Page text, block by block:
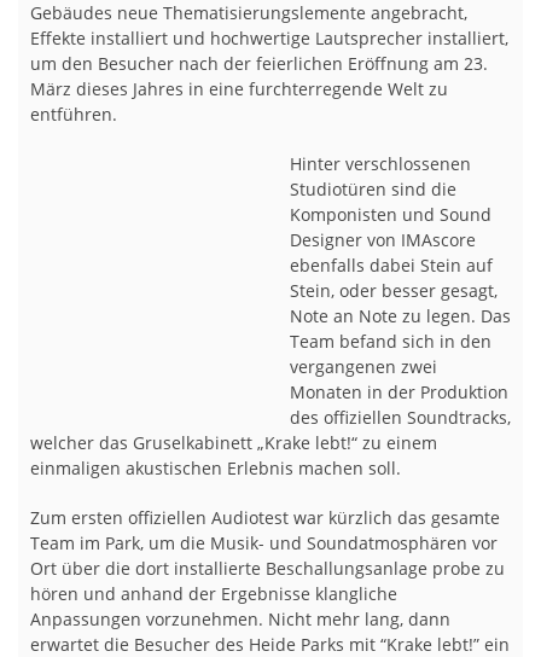
Gebäudes neue Thematisierungslemente angebracht,
Effekte installiert und hochwertige Lautsprecher installiert,
um den Besucher nach der feierlichen Eröffnung am 23.
März dieses Jahres in eine furchterregende Welt zu
entführen.
Hinter verschlossenen
Studiotüren sind die
Komponisten und Sound
Designer von IMAscore
ebenfalls dabei Stein auf
Stein, oder besser gesagt,
Note an Note zu legen. Das
Team befand sich in den
vergangenen zwei
Monaten in der Produktion
des offiziellen Soundtracks,
welcher das Gruselkabinett „Krake lebt!“ zu einem
einmaligen akustischen Erlebnis machen soll.
Zum ersten offiziellen Audiotest war kürzlich das gesamte
Team im Park, um die Musik- und Soundatmosphären vor
Ort über die dort installierte Beschallungsanlage probe zu
hören und anhand der Ergebnisse klangliche
Anpassungen vorzunehmen. Nicht mehr lang, dann
erwartet die Besucher des Heide Parks mit “Krake lebt!” ein